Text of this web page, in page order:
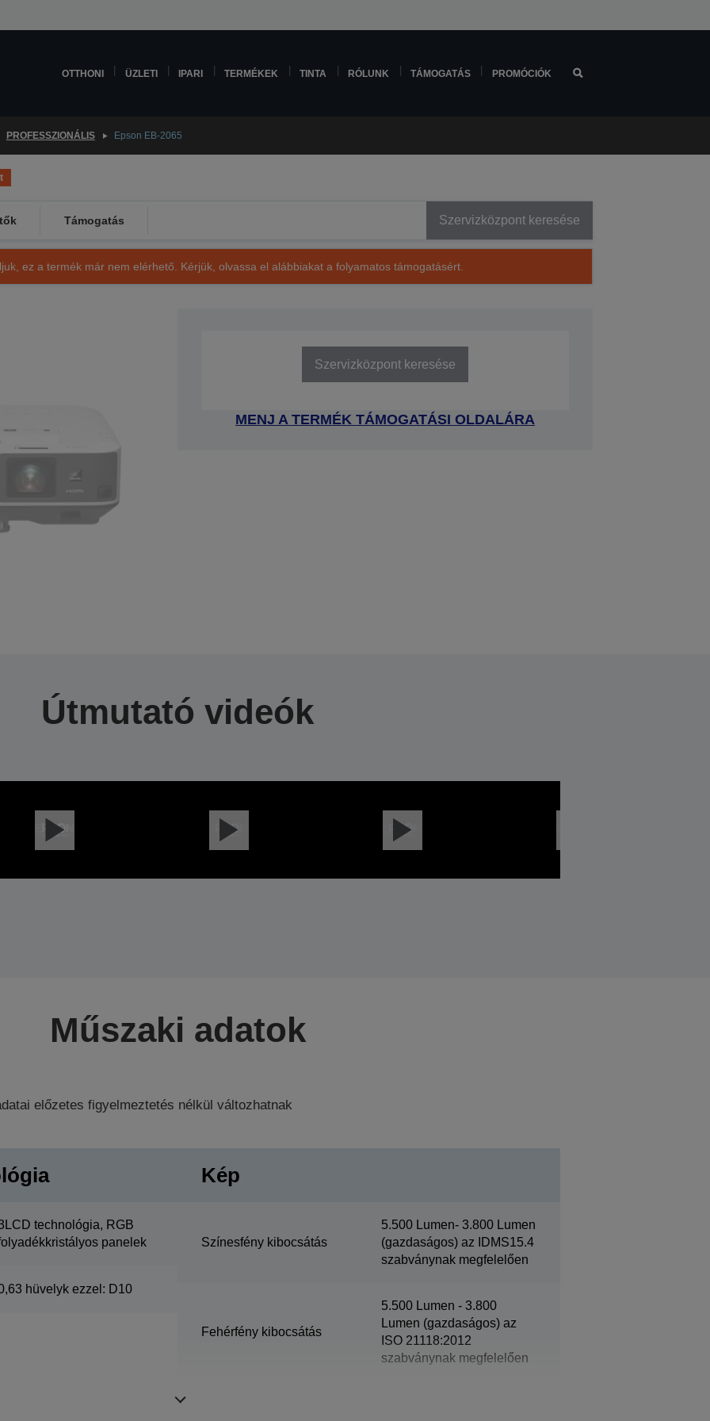
OTTHONI ÜZLETI IPARI TERMÉKEK TINTA RÓLUNK TÁMOGATÁS PROMÓCIÓK
PROFESSZIONÁLIS Epson EB-2065
Támogatás Szervizközpont keresése
ez a termék már nem elérhető. Kérjük, olvassa el alábbiakat a folyamatos támogatásért.
Szervizközpont keresése
MENJ A TERMÉK TÁMOGATÁSI OLDALÁRA
Útmutató videók
Műszaki adatok
előzetes figyelmeztetés nélkül változhatnak
technológia, RGB
panelek
hüvelyk ezzel: D10
Kép
Színesfény kibocsátás
5.500 Lumen- 3.800 Lumen
(gazdaságos) az IDMS15.4
szabványnak megfelelően
Fehérfény kibocsátás
5.500 Lumen - 3.800
Lumen (gazdaságos) az
ISO 21118:2012
szabványnak megfelelően